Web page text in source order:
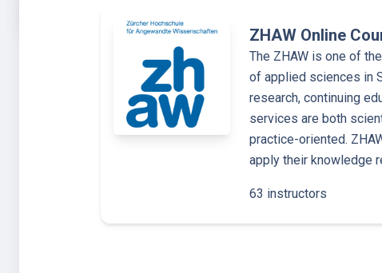
ZHAW Online
The ZHAW is one of
of applied sciences in
research, continuing
services are both
practice-oriented.
apply their knowledge
63 instructors